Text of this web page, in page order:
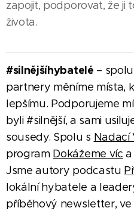
zapojit, podporovat, že ji
života.
#silnějšíhybatelé –
partnery měníme místa,
lepšímu. Podporujeme
byli #silnější, a sami
sousedy. Spolu s Nadací
program Dokážeme víc a
Jsme autory podcastu
lokální hybatele a
příběhový newsletter,